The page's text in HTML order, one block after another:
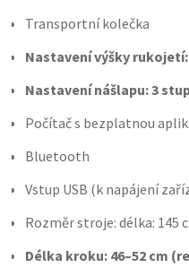
Transportní kolečka
Nastavení výšky rukojetí:
Nastavení nášlapu: 3
Počítač s bezplatnou
Bluetooth
Vstup USB (k napájení
Rozměr stroje: délka: 145
Délka kroku: 46–52 cm